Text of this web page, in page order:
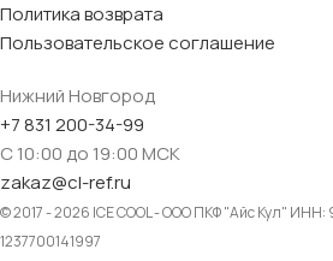
Политика возврата
Пользовательское соглашение
Нижний Новгород
+7 831 200-34-99
С 10:00 до 19:00 МСК
zakaz@cl-ref.ru
© 2017 - 2026 ICE COOL - ООО ПКФ "Айс Кул" ИНН:
1237700141997